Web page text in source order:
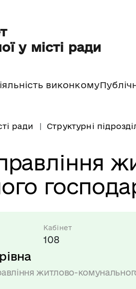
у місті ради
виконкому
ради Структурні
житлово-
Кабінет
108